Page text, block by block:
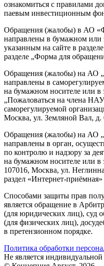
ознакомиться с правилами
паевым инвестиционным
Обращения (жалобы) в АО
направлены в бумажном или
указанным на сайте в
разделе „Форма для
Обращения (жалобы) на АО
направлены в
на бумажном носителе или в
„Пожаловаться на члена
саморегулируемой
Москва, ул. Земляной Вал, д.
Обращения (жалобы) на АО
направлены в орган,
по контролю и надзору за
на бумажном носителе или в
107016, Москва, ул.
раздел «Интернет-
Способами защиты прав
является обращение в
(для юридических лиц), суд
(для физических лиц),
в претензионном порядке.
Политика обработки
Не является